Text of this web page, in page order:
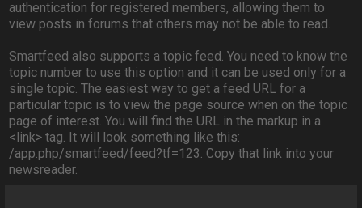
authentication for registered members, allowing them to
view posts in forums that others may not be able to read.
Smartfeed also supports a topic feed. You need to know the
topic number to use this option and it can be used only for a
single topic. The easiest way to get a feed URL for a
particular topic is to view the page source when on the topic
page of interest. You will find the URL in the markup in a
<link> tag. It will look something like this:
/app.php/smartfeed/feed?tf=123. Copy that link into your
newsreader.